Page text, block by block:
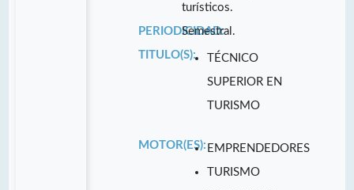
turísticos.
PERIODICIDAD:
Semestral.
TITULO(S):
TÉCNICO
SUPERIOR EN
TURISMO
MOTOR(ES): EMPRENDEDORES
TURISMO